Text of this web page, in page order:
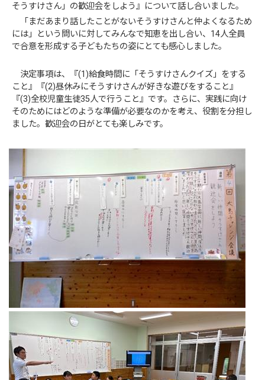
そうすけさん」の歓迎会をしよう』について話し合いました。
「まだあまり話したことがないそうすけさんと仲よくなるため
には」という問いに対してみんなで知恵を出し合い、14人全員
で合意を形成する子どもたちの姿にとても感心しました。
決定事項は、『(1)給食時間に「そうすけさんクイズ」をする
こと』『(2)昼休みにそうすけさんが好きな遊びをすること』
『(3)全校児童生徒35人で行うこと』です。さらに、実践に向け
そのためにはどのような準備が必要なのかを考え、役割を分担し
ました。歓迎会の日がとても楽しみです。